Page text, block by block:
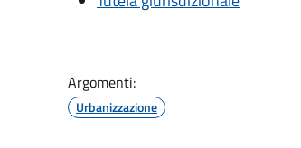
Argomenti:
Urbanizzazione